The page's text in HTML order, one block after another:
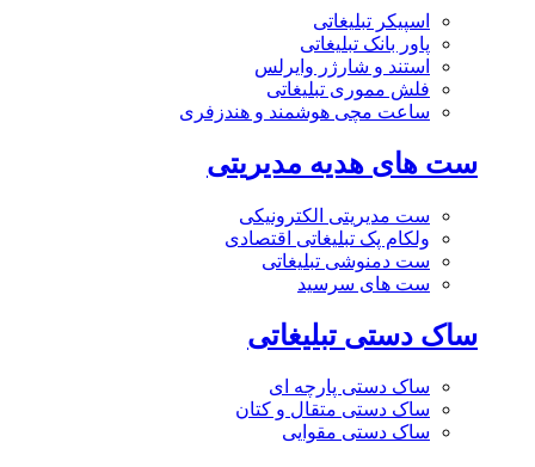
اسپیکر تبلیغاتی
پاور بانک تبلیغاتی
استند و شارژر وایرلس
فلش مموری تبلیغاتی
ساعت مچی هوشمند و هندزفری
ست های هدیه مدیریتی
ست مدیریتی الکترونیکی
ولکام پک تبلیغاتی اقتصادی
ست دمنوشی تبلیغاتی
ست های سرسید
ساک دستی تبلیغاتی
ساک دستی پارچه ای
ساک دستی متقال و کتان
ساک دستی مقوایی